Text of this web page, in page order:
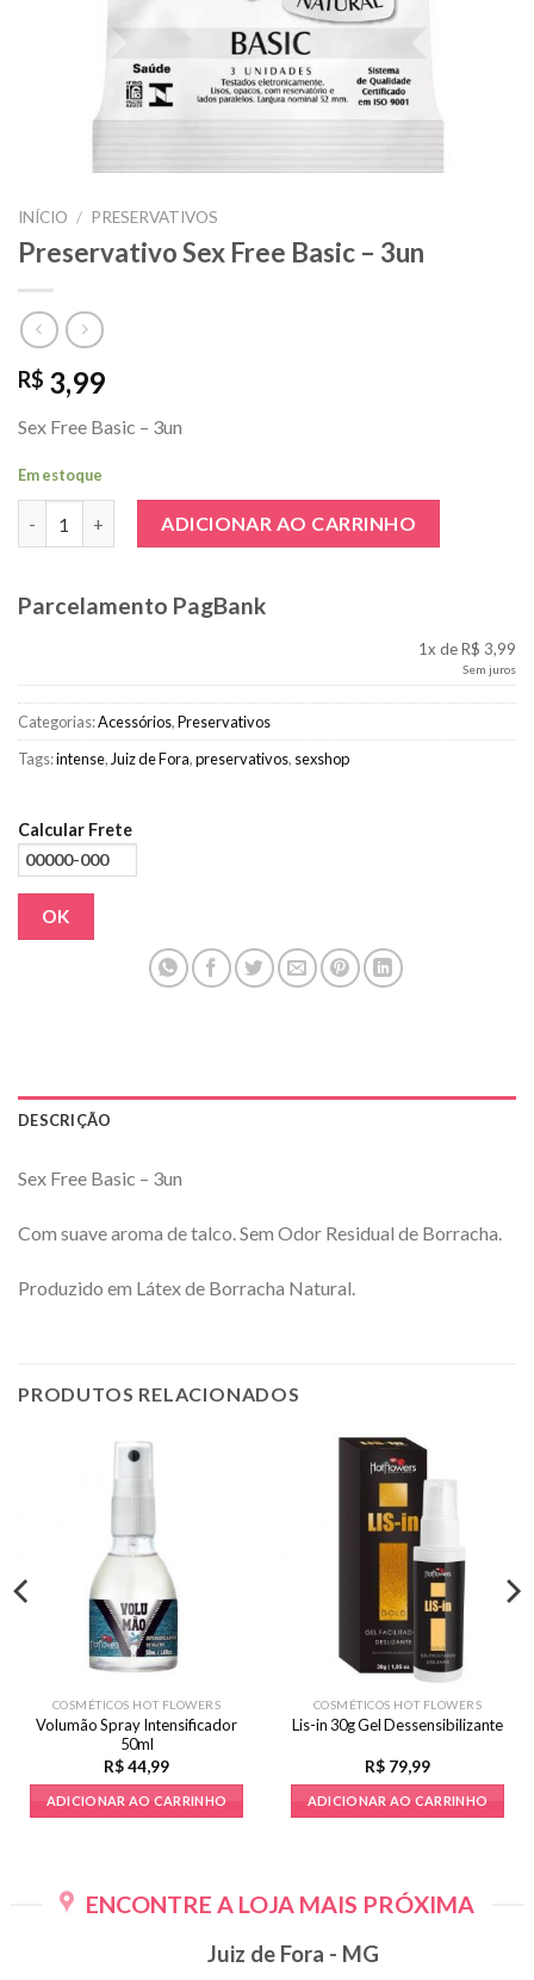
INÍCIO / PRESERVATIVOS
Preservativo Sex Free Basic – 3un
R$ 3,99
Sex Free Basic – 3un
Em estoque
ADICIONAR AO CARRINHO
Parcelamento PagBank
1x de R$ 3,99
Sem juros
Categorias:Acessórios,Preservativos
Tags:intense, Juiz de Fora,preservativos, sexshop
Calcular Frete
OK
DESCRIÇÃO
Sex Free Basic – 3un
Com suave aroma de talco. Sem Odor Residual de Borracha.
Produzido em Látex de Borracha Natural.
PRODUTOS RELACIONADOS
COSMÉTICOS HOT FLOWERS
Volumão Spray Intensificador
50ml
R$44,99
ADICIONAR AO CARRINHO
COSMÉTICOS HOT FLOWERS
Lis-in 30g Gel Dessensibilizante
R$ 79,99
ADICIONAR AO CARRINHO
ENCONTRE A LOJA MAIS PRÓXIMA
Juiz de Fora - MG